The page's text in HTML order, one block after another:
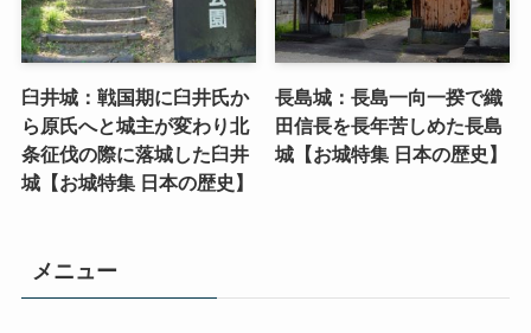
臼井城：戦国期に臼井氏か
ら原氏へと城主が変わり北
条征伐の際に落城した臼井
城【お城特集 日本の歴史】
長島城：長島一向一揆で織
田信長を長年苦しめた長島
城【お城特集 日本の歴史】
メニュー